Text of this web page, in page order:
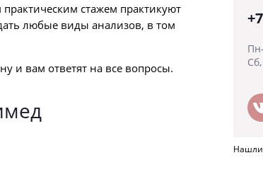
Нашли
стажем практикуют
любые виды анализов, в том
и вам ответят на все вопросы.